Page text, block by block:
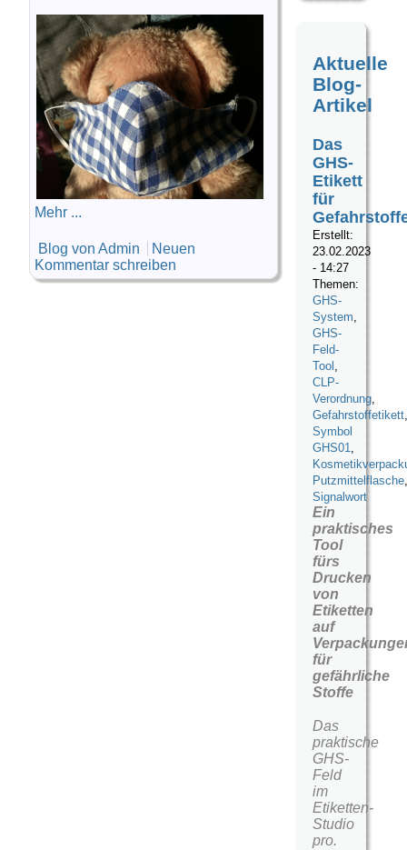
Mehr ...
Blog von Admin
Neuen
Kommentar schreiben
Aktuelle
Blog-
Artikel
Das
GHS-
Etikett
für
Erstellt:
23.02.2023
- 14:27
Themen:
GHS-
System,
GHS-
Feld-
Tool ,
CLP-
Verordnung,
Gefahrstoffetikett,
Symbol
GHS01,
Putzmittelflasche,
Signalwort
Ein
praktisches
Tool
fürs
Drucken
von
Etiketten
auf
für
gefährliche
Stoffe
Das
praktische
GHS-
Feld
im
Etiketten-
Studio
pro.